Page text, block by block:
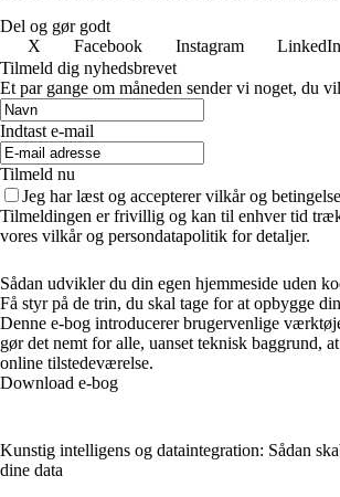
Del og gør godt
X
Facebook Instagram LinkedIn
Tilmeld dig nyhedsbrevet
Et par gange om måneden sender vi noget, du
Indtast e-mail
Tilmeld nu
Jeg har læst og accepterer vilkår og
Tilmeldingen er frivillig og kan til enhver tid
vores vilkår og persondatapolitik for detaljer.
Sådan udvikler du din egen hjemmeside uden
Få styr på de trin, du skal tage for at opbygge
Denne e-bog introducerer brugervenlige
gør det nemt for alle, uanset teknisk baggrund,
online tilstedeværelse.
Download e-bog
Kunstig intelligens og dataintegration: Sådan
dine data